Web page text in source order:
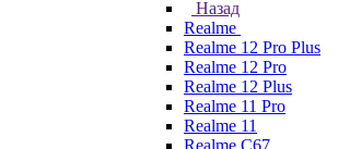
Назад
Realme
Realme 12 Pro Plus
Realme 12 Pro
Realme 12 Plus
Realme 11 Pro
Realme 11
Realme C67